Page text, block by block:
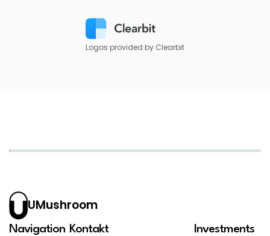
Logos provided by Clearbit
UMushroom
Navigation Kontakt Investments